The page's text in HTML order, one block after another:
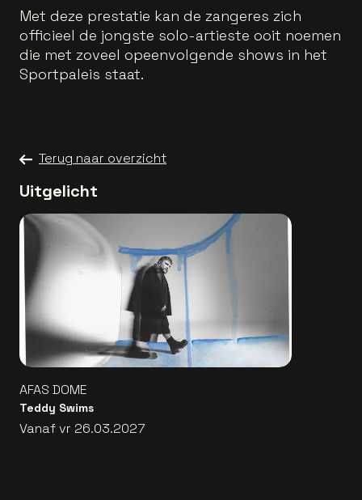
Met deze prestatie kan de zangeres zich
officieel de jongste solo-artieste ooit noemen
die met zoveel opeenvolgende shows in het
Sportpaleis staat.
Terug naar overzicht
Uitgelicht
AFAS DOME
Teddy Swims
Vanaf vr 26.03.2027